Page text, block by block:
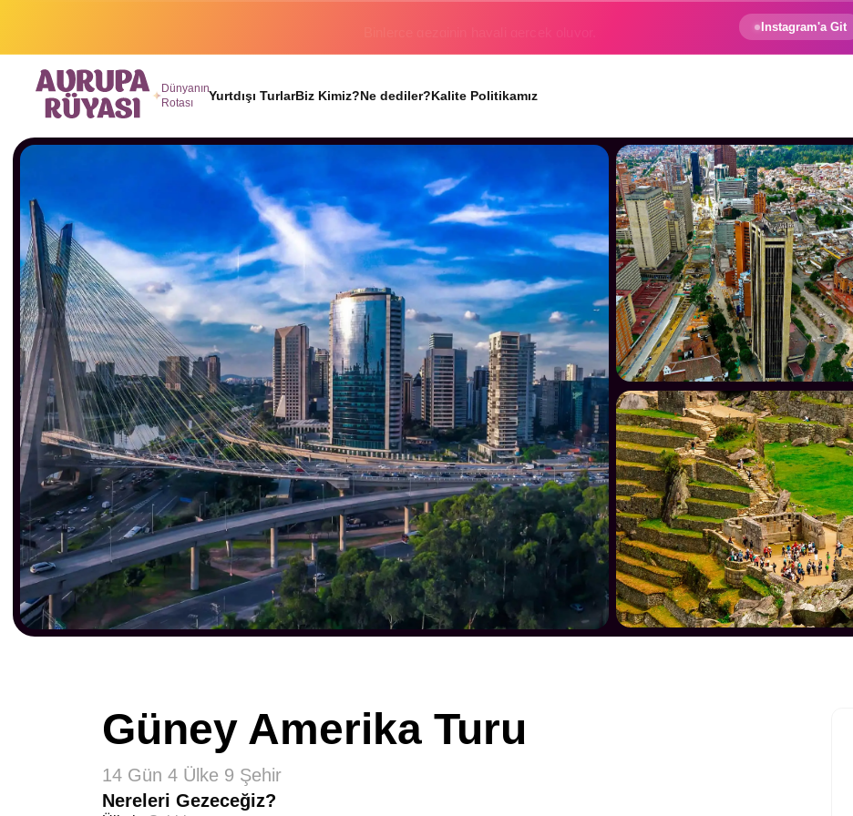
Instagram'a Git
Dünyanın
Rotası
Yurtdışı TurlarBiz Kimiz?Ne dediler?Kalite Politikamız
Güney Amerika Turu
14 Gün 4 Ülke 9 Şehir
Nereleri Gezeceğiz?